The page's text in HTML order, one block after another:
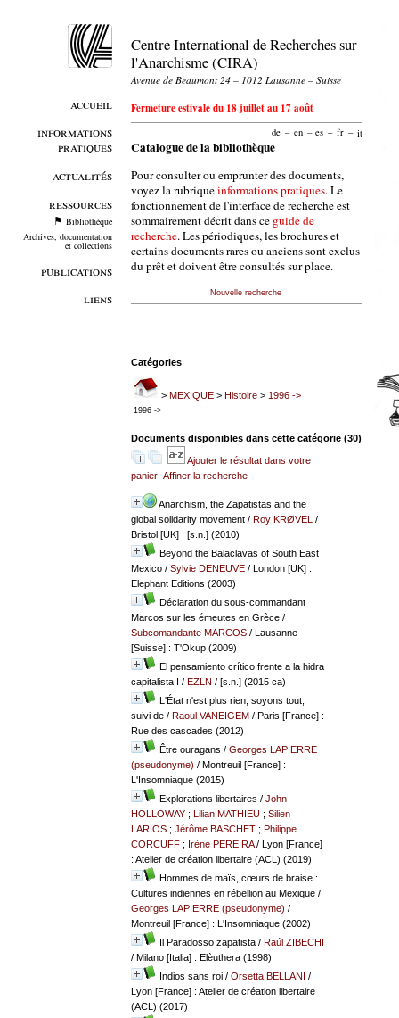
accueil
informations
pratiques
actualités
ressources
Bibliothèque
Archives, documentation
et collections
publications
liens
Centre International de Recherches sur
l'Anarchisme (CIRA)
Avenue de Beaumont 24 – 1012 Lausanne – Suisse
Fermeture estivale du 18 juillet au 17 août
de – en – es – fr – it
Catalogue de la bibliothèque
Pour consulter ou emprunter des documents,
voyez la rubriqueinformations pratiques. Le
fonctionnement de l'interface de recherche est
sommairement décrit dans ce guide de
recherche. Les périodiques, les brochures et
certains documents rares ou anciens sont exclus
du prêt et doivent être consultés sur place.
Nouvelle recherche
Catégories
> MEXIQUE> Histoire> 1996 ->
1996 ->
Documents disponibles dans cette catégorie (30)
Ajouter le résultat dans votre
panier Affiner la recherche
Anarchism, the Zapatistas and the
global solidarity movement/ Roy KRØVEL /
Bristol [UK] : [s.n.] (2010)
Beyond the Balaclavas of South East
Mexico/ Sylvie DENEUVE/ London [UK] :
Elephant Editions (2003)
Déclaration du sous-commandant
Marcos sur les émeutes en Grèce/
Subcomandante MARCOS/ Lausanne
[Suisse] : T'Okup (2009)
El pensamiento crítico frente a la hidra
capitalista I / EZLN / [s.n.] (2015 ca)
L'État n'est plus rien, soyons tout,
suivi de/ Raoul VANEIGEM/ Paris [France] :
Rue des cascades (2012)
Être ouragans / Georges LAPIERRE
(pseudonyme) / Montreuil [France] :
L'Insomniaque (2015)
Explorations libertaires / John
HOLLOWAY; Lilian MATHIEU; Silien
LARIOS; Jérôme BASCHET; Philippe
CORCUFF; Irène PEREIRA/ Lyon [France]
: Atelier de création libertaire (ACL) (2019)
Hommes de maïs, cœurs de braise :
Cultures indiennes en rébellion au Mexique/
Georges LAPIERRE (pseudonyme) /
Montreuil [France] : L'Insomniaque (2002)
Il Paradosso zapatista/ Raúl ZIBECHI
/ Milano [Italia] : Elèuthera (1998)
Indios sans roi/ Orsetta BELLANI /
Lyon [France] : Atelier de création libertaire
(ACL) (2017)